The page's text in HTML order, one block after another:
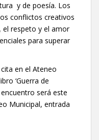
y de poesía. Los
conflictos creativos
el respeto y el amor
para superar
en el Ateneo
‘Guerra de
encuentro será este
Municipal, entrada